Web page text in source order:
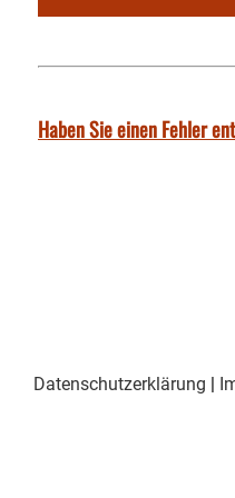
Haben Sie einen Fehler
Datenschutzerklärung |